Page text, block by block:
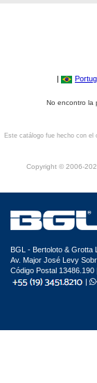
|
No encontro la
Este catálogo fue hecho con el
Copyright © 2006-
BGL - Bertoloto & Grotta
Av. Major José Levy
Código Postal 13486.190
|